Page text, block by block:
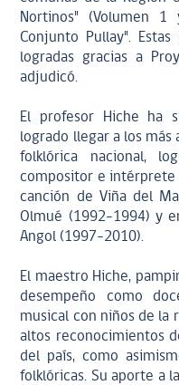
Nortinos" (Volumen
Conjunto Pullay".
logradas gracias a
adjudicó.
El profesor Hiche ha
logrado llegar a los más
folklórica nacional,
compositor e intérprete
canción de Viña del
Olmué (1992-1994) y
Angol (1997-2010).
El maestro Hiche,
desempeño como
musical con niños de la
altos reconocimientos
del país, como
folklóricas. Su aporte a